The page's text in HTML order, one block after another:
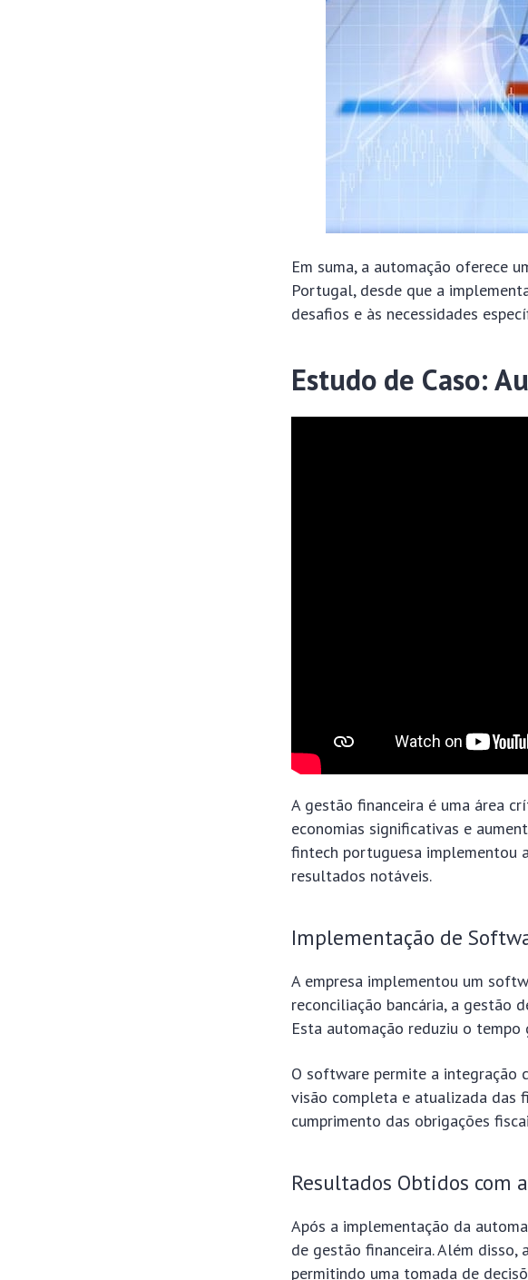
Em suma, a automação oferece
Portugal, desde que a
desafios e às necessidades
Estudo de Caso:
A gestão financeira é uma área
economias significativas e
fintech portuguesa implementou
resultados notáveis.
Implementação de
A empresa implementou um
reconciliação bancária, a gestão
Esta automação reduziu o
O software permite a integração
visão completa e atualizada das
cumprimento das obrigações
Resultados Obtidos com
Após a implementação da
de gestão financeira. Além
permitindo uma tomada de